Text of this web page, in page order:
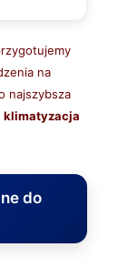
na
najszybsza
klimatyzacja
do